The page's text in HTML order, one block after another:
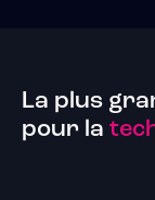
La plus
pour la